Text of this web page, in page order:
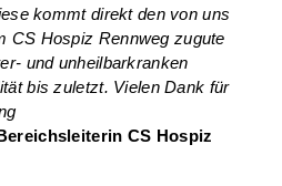
kommt direkt den von uns
CS Hospiz Rennweg zugute
und unheilbarkranken
bis zuletzt. Vielen Dank für
CS Hospiz